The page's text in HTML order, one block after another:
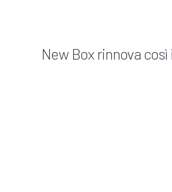
New Box rinnova